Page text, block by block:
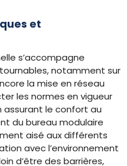
et
s’accompagne
notamment sur
la mise en réseau
les normes en vigueur
assurant le confort au
du bureau modulaire
aisé aux différents
avec l’environnement
d’être des barrières,